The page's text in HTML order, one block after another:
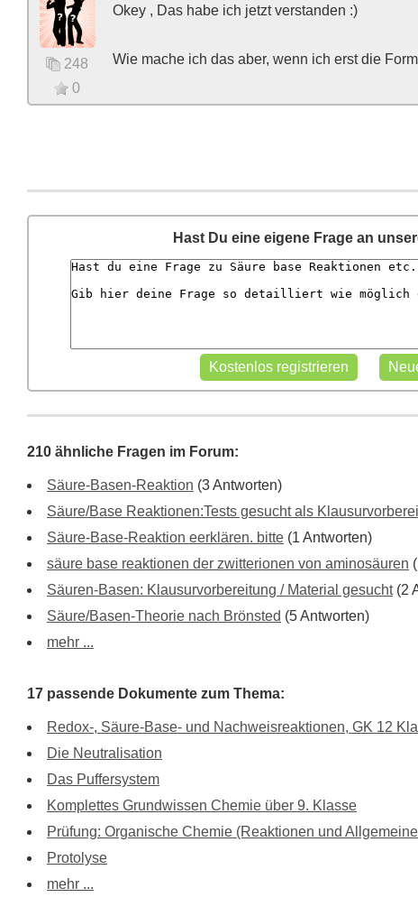
248
0
Okey , Das habe ich jetzt verstanden :)
Wie mache ich das aber, wenn ich erst die
Hast Du eine eigene Frage an
210 ähnliche Fragen im Forum:
Säure-Basen-Reaktion (3 Antworten)
Säure/Base Reaktionen:Tests gesucht als
Säure-Base-Reaktion eerklären. bitte (1 Antworten)
säure base reaktionen der zwitterionen von aminosäuren
Säuren-Basen: Klausurvorbereitung / Material gesucht(2
Säure/Basen-Theorie nach Brönsted (5 Antworten)
mehr ...
17 passende Dokumente zum Thema:
Redox-, Säure-Base- und Nachweisreaktionen, GK 12
Die Neutralisation
Das Puffersystem
Komplettes Grundwissen Chemie über 9. Klasse
Prüfung: Organische Chemie (Reaktionen und
Protolyse
mehr ...